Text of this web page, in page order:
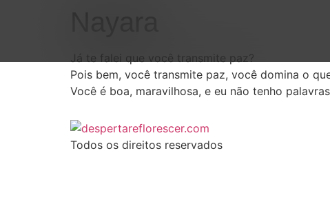
Já te falei que você transmite paz?
Pois bem, você transmite paz, você domina o
Você é boa, maravilhosa, e eu não tenho
Todos os direitos reservados